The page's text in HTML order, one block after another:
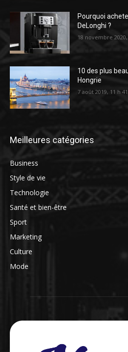
Pourquoi
DeLonghi ?
18 novembre
10 des plus
Hongrie
7 août 2019, 11 h
Meilleures catégories
Business
Style de vie
Technologie
Santé et bien-être
Sport
Marketing
Culture
Mode